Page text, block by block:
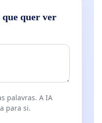
que quer ver
palavras. A IA
para si.